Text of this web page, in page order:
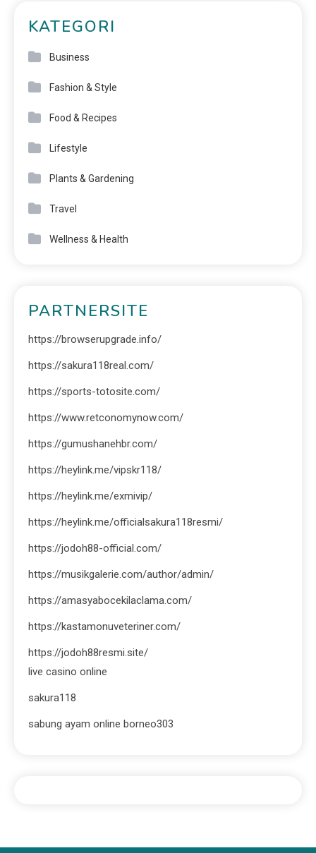
KATEGORI
Business
Fashion & Style
Food & Recipes
Lifestyle
Plants & Gardening
Travel
Wellness & Health
PARTNERSITE
https://browserupgrade.info/
https://sakura118real.com/
https://sports-totosite.com/
https://www.retconomynow.com/
https://gumushanehbr.com/
https://heylink.me/vipskr118/
https://heylink.me/exmivip/
https://heylink.me/officialsakura118resmi/
https://jodoh88-official.com/
https://musikgalerie.com/author/admin/
https://amasyabocekilaclama.com/
https://kastamonuveteriner.com/
https://jodoh88resmi.site/
live casino online
sakura118
sabung ayam online borneo303